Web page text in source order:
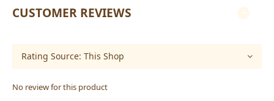
CUSTOMER REVIEWS
No review for this product